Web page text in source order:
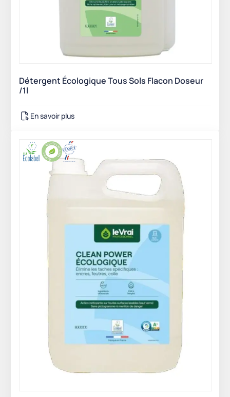
Détergent Écologique Tous Sols Flacon Doseur
/1l
En savoir plus